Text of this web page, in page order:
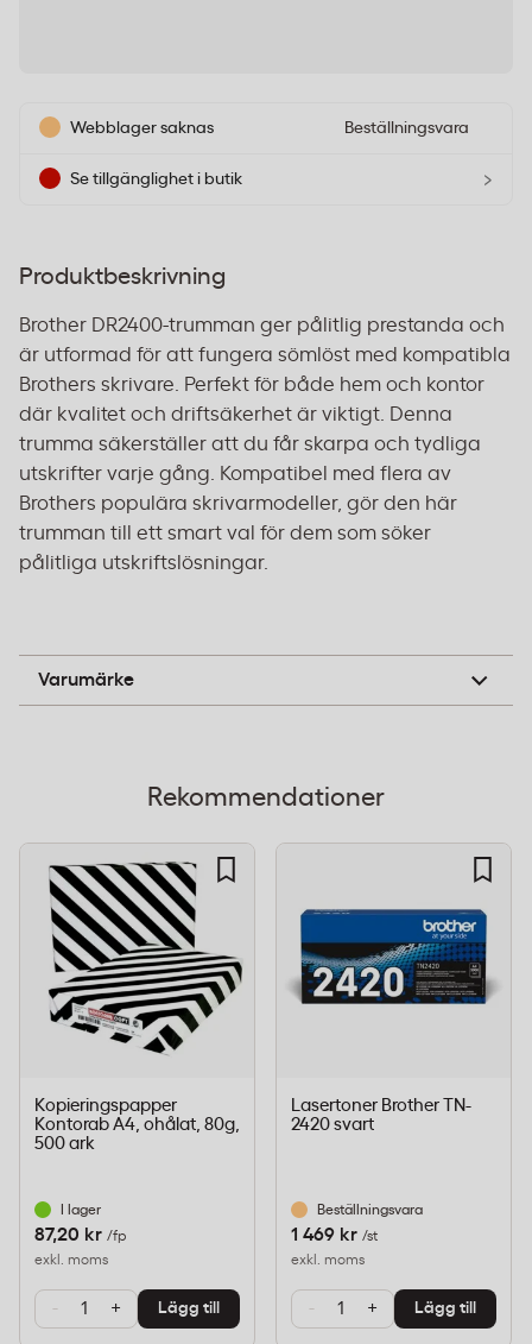
Webblager saknas Beställningsvara
Se tillgänglighet i butik ›
Produktbeskrivning
Brother DR2400-trumman ger pålitlig prestanda och
är utformad för att fungera sömlöst med kompatibla
Brothers skrivare. Perfekt för både hem och kontor
där kvalitet och driftsäkerhet är viktigt. Denna
trumma säkerställer att du får skarpa och tydliga
utskrifter varje gång. Kompatibel med flera av
Brothers populära skrivarmodeller, gör den här
trumman till ett smart val för dem som söker
pålitliga utskriftslösningar.
Varumärke
Brother
Rekommendationer
Kopieringspapper
Kontorab A4, ohålat, 80g,
500 ark
I lager
87,20 kr /fp
exkl. moms
- + Lägg till
Lasertoner Brother TN-
2420 svart
Beställningsvara
1 469 kr /st
exkl. moms
- + Lägg till